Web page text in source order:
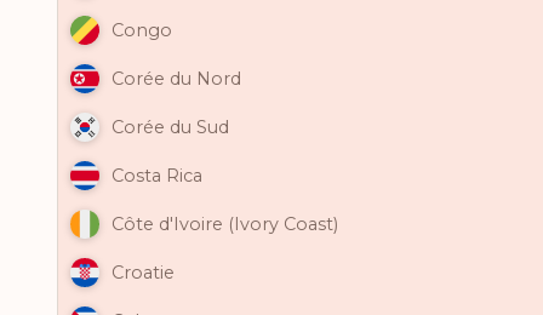
Congo
Corée du Nord
Corée du Sud
Costa Rica
Côte d'Ivoire (Ivory Coast)
Croatie